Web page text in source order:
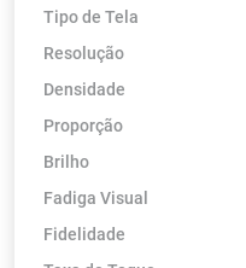
Tipo de Tela
Resolução
Densidade
Proporção
Brilho
Fadiga Visual
Fidelidade